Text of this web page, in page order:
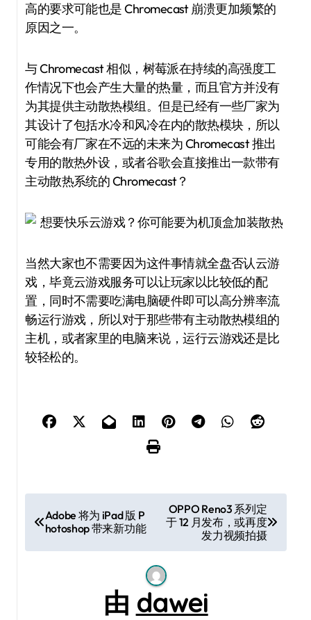
高的要求可能也是 Chromecast 崩溃更加频繁的
原因之一。
与 Chromecast 相似，树莓派在持续的高强度工
作情况下也会产生大量的热量，而且官方并没有
为其提供主动散热模组。但是已经有一些厂家为
其设计了包括水冷和风冷在内的散热模块，所以
可能会有厂家在不远的未来为 Chromecast 推出
专用的散热外设，或者谷歌会直接推出一款带有
主动散热系统的 Chromecast？
当然大家也不需要因为这件事情就全盘否认云游
戏，毕竟云游戏服务可以让玩家以比较低的配
置，同时不需要吃满电脑硬件即可以高分辨率流
畅运行游戏，所以对于那些带有主动散热模组的
主机，或者家里的电脑来说，运行云游戏还是比
较轻松的。
章
导
Adobe 将为 iPad 版 P
hotoshop 带来新功能
OPPO Reno3 系列定
于 12 月发布，或再度
发力视频拍摄
由 dawei